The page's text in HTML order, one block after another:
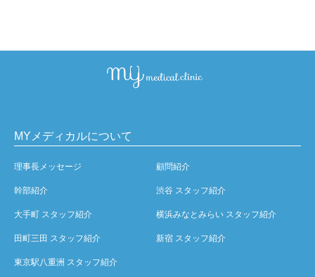
MYメディカルについて
理事長メッセージ 顧問紹介
幹部紹介 渋谷 スタッフ紹介
大手町 スタッフ紹介 横浜みなとみらい スタッフ紹介
田町三田 スタッフ紹介 新宿 スタッフ紹介
東京駅八重洲 スタッフ紹介